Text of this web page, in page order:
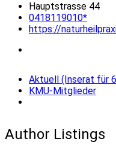
Hauptstrasse 44
0418119010*
https://
Aktuell (Inserat für
KMU-Mitglieder
Author Listings